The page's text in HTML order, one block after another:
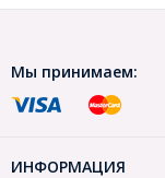
Мы принимаем:
ИНФОРМАЦИЯ